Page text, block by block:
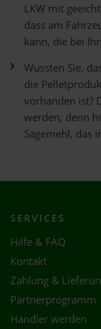
LKW mit
dass am
kann, die bei
Wussten Sie,
die
vorhanden ist?
werden, denn
Sägemehl, das
SERVICES
Hilfe & FAQ
Kontakt
Zahlung &
Partnerprogramm
Händler werden